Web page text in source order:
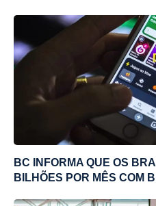
BC INFORMA QUE OS
BILHÕES POR MÊS COM